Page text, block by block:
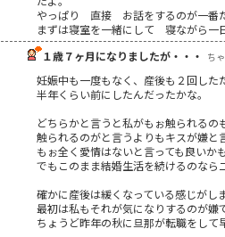
やっぱり 直接 お話をするのが一番だ
まずは寝室を一緒にして 寝ながら一
１歳７ヶ月になりましたが・・・
ち
妊娠中も一度もなく、産後も２回した
半年くらい前にしたんだったかな。
どちらかと言うと私がもぉ触られるの
触られるのがと言うよりもキスが嫌と
もぉ全く愛情はないと言っても良いかも
でもこのまま結婚生活を続けるのなら
確かに産後は緩くなっている感じがし
最初は私もそれが気になりするのが嫌
ちょうど昨年の秋に旦那が転職をして